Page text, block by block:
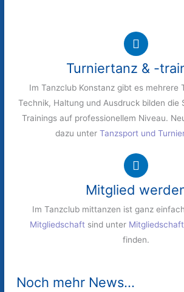
Turniertanz & -
Im Tanzclub Konstanz gibt es mehrere
Technik, Haltung und Ausdruck bilden die
Trainings auf professionellem Niveau.
dazu unter Tanzsport und
Mitglied
Im Tanzclub mittanzen ist ganz
Mitgliedschaft sind unter
finden.
Noch mehr News...